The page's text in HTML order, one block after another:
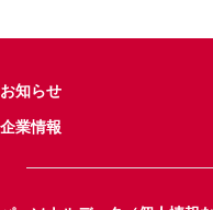
お知らせ
企業情報